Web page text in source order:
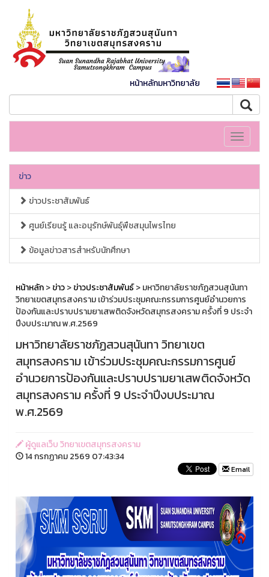
หน้าหลักมหาวิทยาลัย
Toggle
ข่าว
ข่าวประชาสัมพันธ์
ศูนย์เรียนรู้ และอนุรักษ์พันธุ์พืชสมุนไพรไทย
ข้อมูลข่าวสารสำหรับนักศึกษา
หน้าหลัก>ข่าว>ข่าวประชาสัมพันธ์> มหาวิทยาลัยราชภัฏสวนสุนันทา
วิทยาเขตสมุทรสงคราม เข้าร่วมประชุมคณะกรรมการศูนย์อำนวยการ
ป้องกันและปราบปรามยาเสพติดจังหวัดสมุทรสงคราม ครั้งที่ 9 ประจำ
ปีงบประมาณ พ.ศ.2569
มหาวิทยาลัยราชภัฏสวนสุนันทา วิทยาเขต
สมุทรสงคราม เข้าร่วมประชุมคณะกรรมการศูนย์
อำนวยการป้องกันและปราบปรามยาเสพติดจังหวัด
สมุทรสงคราม ครั้งที่ 9 ประจำปีงบประมาณ
พ.ศ.2569
ผู้ดูแลเว็บ วิทยาเขตสมุทรสงคราม
14 กรกฏาคม 2569 07:43:34
Email